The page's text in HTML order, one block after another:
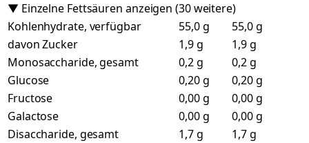
▼ Einzelne Fettsäuren anzeigen (30 weitere)
Kohlenhydrate, verfügbar
55,0 g
55,0 g
davon Zucker
1,9 g
1,9 g
Monosaccharide, gesamt
0,2 g
0,2 g
Glucose
0,20 g
0,20 g
Fructose
0,00 g
0,00 g
Galactose
0,00 g
0,00 g
Disaccharide, gesamt
1,7 g
1,7 g